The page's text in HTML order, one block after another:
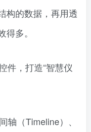
构的数据，再用透
多。
件，打造“智慧仪
轴（Timeline）、